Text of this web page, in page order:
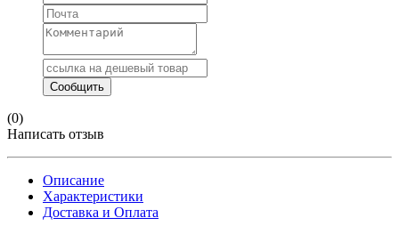
(0)
Написать отзыв
Описание
Характеристики
Доставка и Оплата